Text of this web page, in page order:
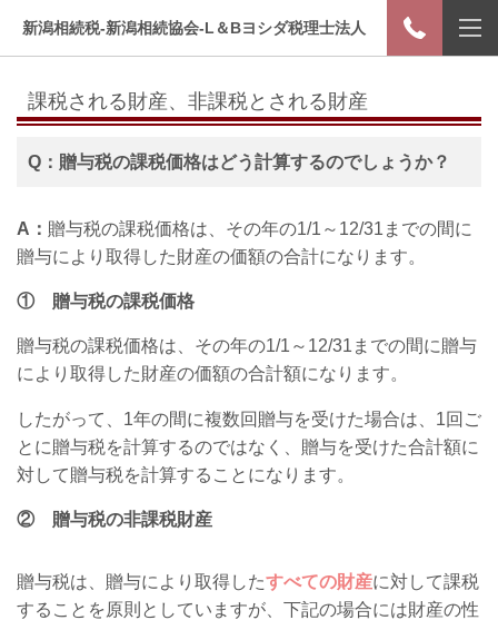
新潟相続税-新潟相続協会-L＆Bヨシダ税理士法人
課税される財産、非課税とされる財産
Q：贈与税の課税価格はどう計算するのでしょうか？
A： 贈与税の課税価格は、その年の1/1～12/31までの間に
贈与により取得した財産の価額の合計になります。
① 贈与税の課税価格
贈与税の課税価格は、その年の1/1～12/31までの間に贈与
により取得した財産の価額の合計額になります。
したがって、1年の間に複数回贈与を受けた場合は、1回ご
とに贈与税を計算するのではなく、贈与を受けた合計額に
対して贈与税を計算することになります。
② 贈与税の非課税財産
贈与税は、贈与により取得したすべての財産に対して課税
することを原則としていますが、下記の場合には財産の性